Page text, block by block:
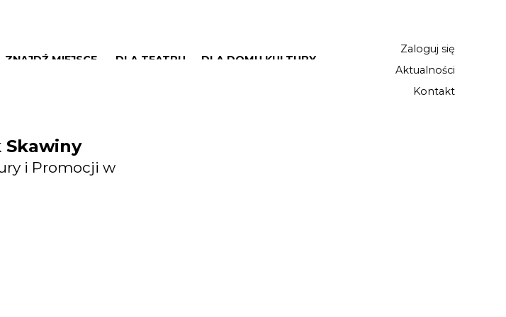
ZNAJDŹ MIEJSCE DLA TEATRU DLA DOMU KULTURY
Zaloguj się
Aktualności
Kontakt
Skawiny
i Promocji w